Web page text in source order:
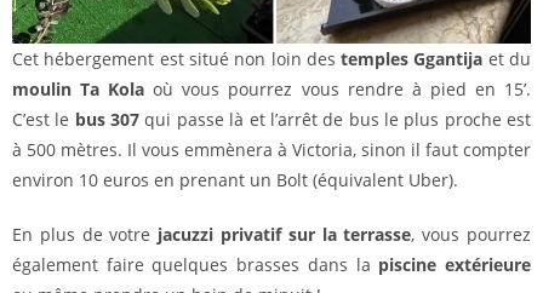
Cet hébergement est situé non loin destemples Ggantija et du
moulin Ta Kola où vous pourrez vous rendre à pied en 15’.
C’est le bus 307 qui passe là et l’arrêt de bus le plus proche est
à 500 mètres. Il vous emmènera à Victoria, sinon il faut compter
environ 10 euros en prenant un Bolt (équivalent Uber).
En plus de votre jacuzzi privatif sur la terrasse, vous pourrez
également faire quelques brasses dans la piscine extérieure